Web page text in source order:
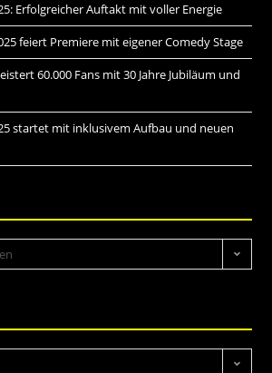
Erfolgreicher Auftakt mit voller Energie
feiert Premiere mit eigener Comedy Stage
60.000 Fans mit 30 Jahre Jubiläum und
startet mit inklusivem Aufbau und neuen